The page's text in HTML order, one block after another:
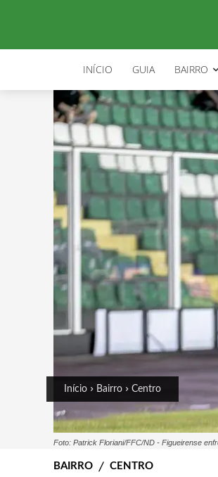
INÍCIO GUIA BAIRRO
Início Bairro Centro
Foto: Patrick Floriani/FFC/ND - Figueirense
BAIRRO CENTRO